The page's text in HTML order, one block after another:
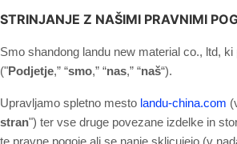
STRINJANJE Z NAŠIMI PRAVNIMI
Smo shandong landu new material co., ltd,
("Podjetje,” “smo,” “nas,” “naš“).
Upravljamo spletno mesto landu-china.com
stran") ter vse druge povezane izdelke in